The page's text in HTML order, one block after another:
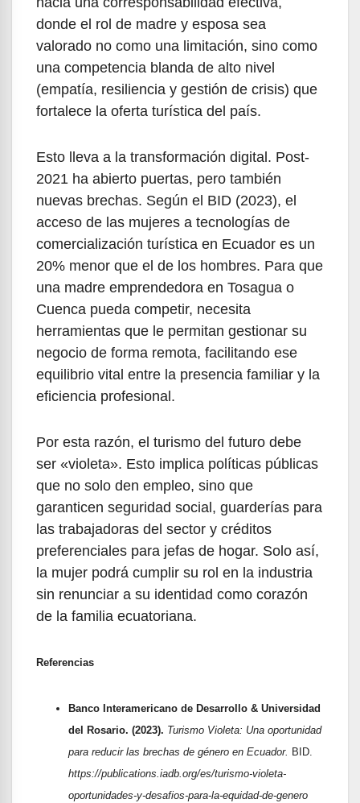
donde el rol de madre y esposa sea
valorado no como una limitación, sino como
una competencia blanda de alto nivel
(empatía, resiliencia y gestión de crisis) que
fortalece la oferta turística del país.
Esto lleva a la transformación digital. Post-
2021 ha abierto puertas, pero también
nuevas brechas. Según el BID (2023), el
acceso de las mujeres a tecnologías de
comercialización turística en Ecuador es un
20% menor que el de los hombres. Para que
una madre emprendedora en Tosagua o
Cuenca pueda competir, necesita
herramientas que le permitan gestionar su
negocio de forma remota, facilitando ese
equilibrio vital entre la presencia familiar y la
eficiencia profesional.
Por esta razón, el turismo del futuro debe
ser «violeta». Esto implica políticas públicas
que no solo den empleo, sino que
garanticen seguridad social, guarderías para
las trabajadoras del sector y créditos
preferenciales para jefas de hogar. Solo así,
la mujer podrá cumplir su rol en la industria
sin renunciar a su identidad como corazón
de la familia ecuatoriana.
Referencias
Banco Interamericano de Desarrollo & Universidad
del Rosario. (2023). Turismo Violeta: Una oportunidad
para reducir las brechas de género en Ecuador. BID.
https://publications.iadb.org/es/turismo-violeta-
oportunidades-y-desafios-para-la-equidad-de-genero